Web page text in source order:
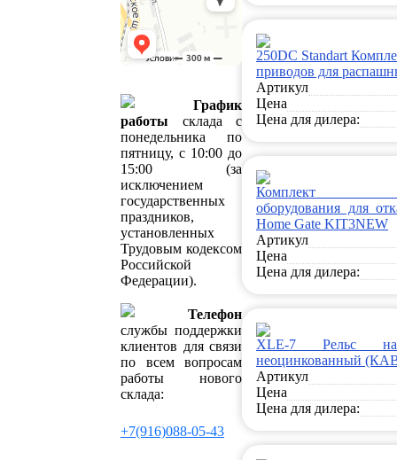
График
работы склада с
понедельника по
пятницу, с 10:00 до
15:00 (за
исключением
государственных
праздников,
установленных
Трудовым кодексом
Российской
Федерации).
Телефон
службы поддержки
клиентов для связи
по всем вопросам
работы нового
склада:
+7(916)088-05-43
250DC Standart
приводов для
Артикул
Цена
Цена для дилера:
Комплект
оборудования для
Home Gate KIT3NEW
Артикул
Цена
Цена для дилера:
XLE-7 Рельс
неоцинкованный
Артикул
Цена
Цена для дилера: